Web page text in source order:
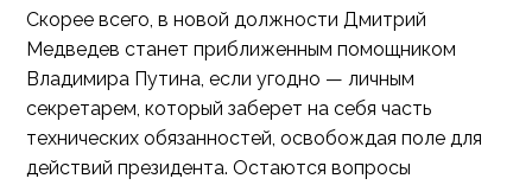
Скорее всего, в новой должности Дмитрий
Медведев станет приближенным помощником
Владимира Путина, если угодно — личным
секретарем, который заберет на себя часть
технических обязанностей, освобождая поле для
действий президента. Остаются вопросы